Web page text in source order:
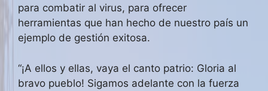
para combatir al virus, para ofrecer
herramientas que han hecho de nuestro país un
ejemplo de gestión exitosa.
“¡A ellos y ellas, vaya el canto patrio: Gloria al
bravo pueblo! Sigamos adelante con la fuerza